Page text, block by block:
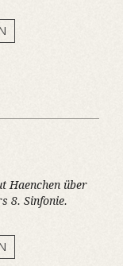
Haenchen über
8. Sinfonie.